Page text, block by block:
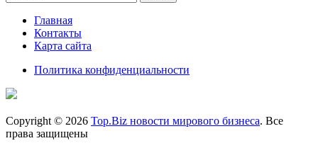
Главная
Контакты
Карта сайта
Политика конфиденциальности
Copyright © 2026 Top.Biz новости мирового бизнеса. Все
права защищены